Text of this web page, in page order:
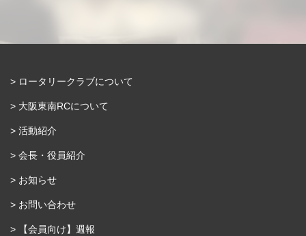
ロータリークラブについて
大阪東南RCについて
活動紹介
会長・役員紹介
お知らせ
お問い合わせ
【会員向け】週報